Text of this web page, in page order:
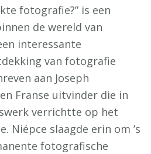
fotografie?” is een
de wereld van
interessante
van fotografie
aan Joseph
Franse uitvinder die in
verrichtte op het
Niépce slaagde erin om ’s
fotografische